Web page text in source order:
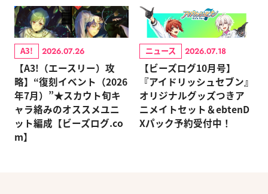
A3! 2026.07.26
【A3!（エースリー）攻
略】“復刻イベント（2026
年7月）”★スカウト旬キ
ャラ絡みのオススメユニ
ット編成【ビーズログ.co
m】
ニュース 2026.07.18
【ビーズログ10月号】
『アイドリッシュセブン』
オリジナルグッズつきア
ニメイトセット＆ebtenD
Xパック予約受付中！